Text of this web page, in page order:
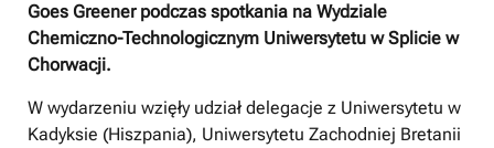
Goes Greener podczas spotkania na Wydziale
Chemiczno-Technologicznym Uniwersytetu w Splicie w
Chorwacji.
W wydarzeniu wzięły udział delegacje z Uniwersytetu w
Kadyksie (Hiszpania), Uniwersytetu Zachodniej Bretanii